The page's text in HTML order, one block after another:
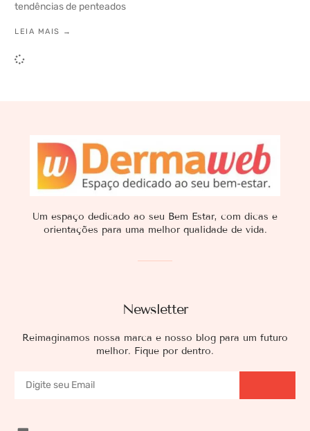
tendências de penteados
LEIA MAIS →
Newsletter
Reimaginamos nossa marca e nosso blog para um futuro
melhor. Fique por dentro.
Um espaço dedicado ao seu Bem Estar, com dicas e
orientações para uma melhor qualidade de vida.